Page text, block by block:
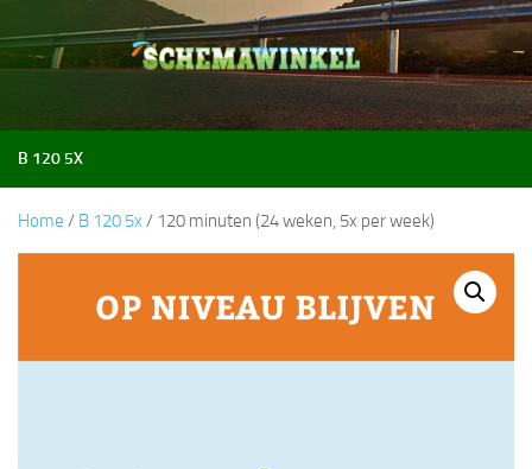
Doorgaan naar inhoud
B 120 5X
Home / B 120 5x / 120 minuten (24 weken, 5x per week)